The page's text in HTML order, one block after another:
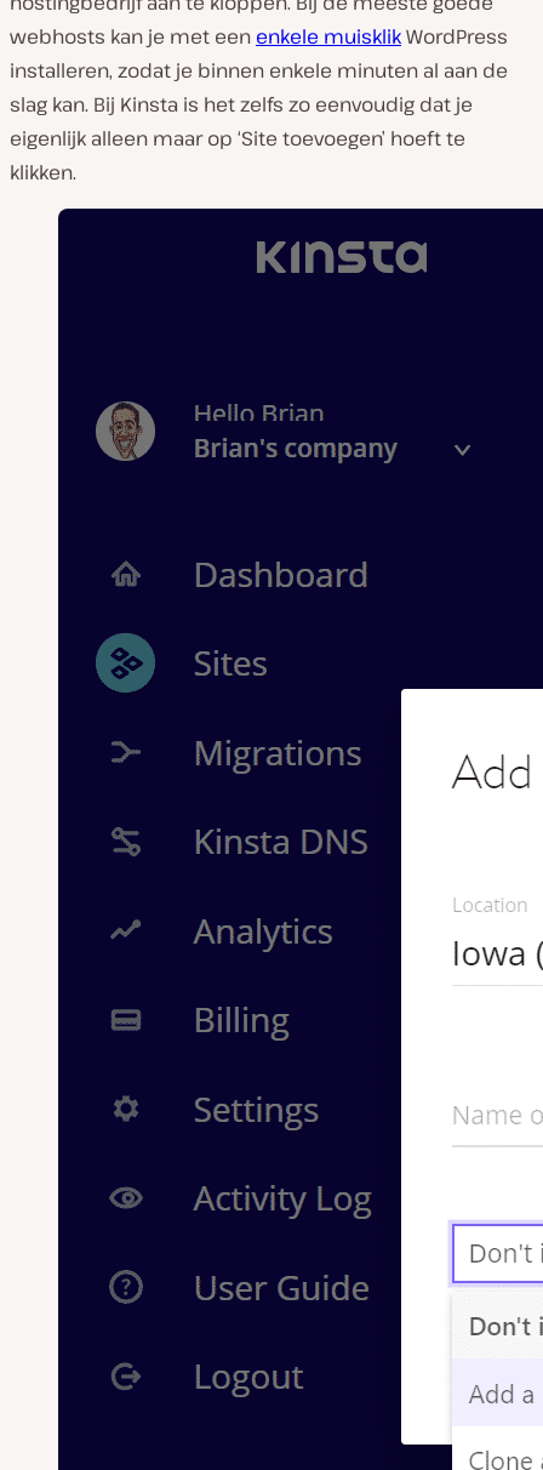
webhosts kan je met een enkele muisklikWordPress
installeren, zodat je binnen enkele minuten al aan de
slag kan. Bij Kinsta is het zelfs zo eenvoudig dat je
eigenlijk alleen maar op ‘Site toevoegen’ hoeft te
klikken.